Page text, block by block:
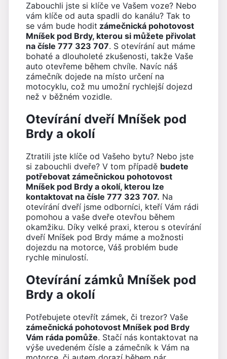
Zabouchli jste si klíče ve Vašem voze? Nebo
vám klíče od auta spadli do kanálu? Tak to
se vám bude hodit zámečnická pohotovost
Mníšek pod Brdy, kterou si můžete přivolat
na čísle 777 323 707. S otevírání aut máme
bohaté a dlouholeté zkušenosti, takže Vaše
auto otevřeme během chvíle. Navíc náš
zámečník dojede na místo určení na
motocyklu, což mu umožní rychlejší dojezd
než v běžném vozidle.
Otevírání dveří Mníšek pod
Brdy a okolí
Ztratili jste klíče od Vašeho bytu? Nebo jste
si zabouchli dveře? V tom případě budete
potřebovat zámečnickou pohotovost
Mníšek pod Brdy a okolí, kterou lze
kontaktovat na čísle 777 323 707. Na
otevírání dveří jsme odborníci, kteří Vám rádi
pomohou a vaše dveře otevřou během
okamžiku. Díky velké praxi, kterou s otevírání
dveří Mníšek pod Brdy máme a možnosti
dojezdu na motorce, Váš problém bude
rychle minulostí.
Otevírání zámků Mníšek pod
Brdy a okolí
Potřebujete otevřít zámek, či trezor? Vaše
zámečnická pohotovost Mníšek pod Brdy
Vám ráda pomůže. Stačí nás kontaktovat na
výše uvedeném čísle a zámečník k Vám na